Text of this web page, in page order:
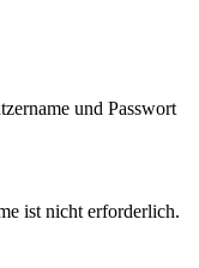
und Passwort
ist nicht erforderlich.